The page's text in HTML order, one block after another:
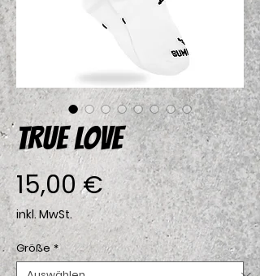
TRUE LOVE
15,00 €Preis
inkl. MwSt.
Größe *